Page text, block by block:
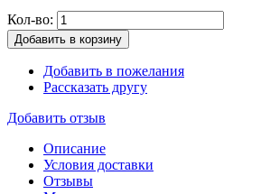
Кол-во:
Добавить в корзину
Добавить в пожелания
Рассказать другу
Добавить отзыв
Описание
Условия доставки
Отзывы